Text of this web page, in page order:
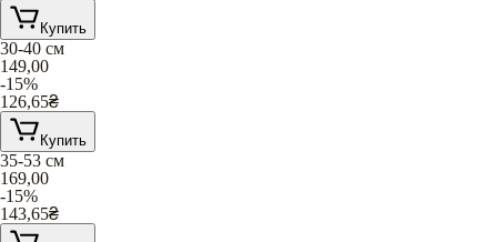
Купить
30-40 см
149,00
-15%
126,65₴
Купить
35-53 см
169,00
-15%
143,65₴